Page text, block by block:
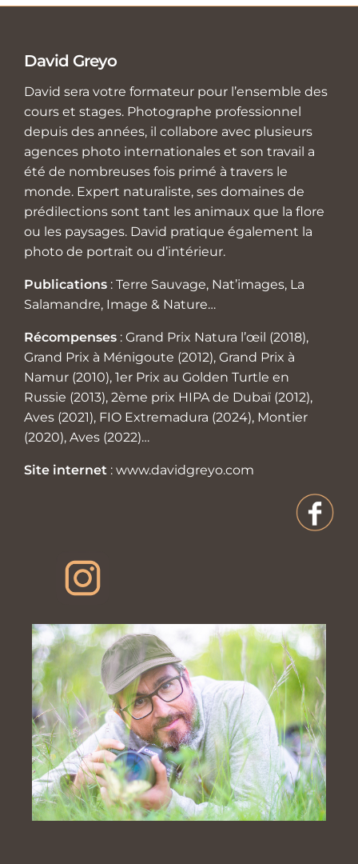
David Greyo
David sera votre formateur pour l’ensemble des
cours et stages. Photographe professionnel
depuis des années, il collabore avec plusieurs
agences photo internationales et son travail a
été de nombreuses fois primé à travers le
monde. Expert naturaliste, ses domaines de
prédilections sont tant les animaux que la flore
ou les paysages. David pratique également la
photo de portrait ou d’intérieur.
Publications : Terre Sauvage, Nat’images, La
Salamandre, Image & Nature…
Récompenses : Grand Prix Natura l’œil (2018),
Grand Prix à Ménigoute (2012), Grand Prix à
Namur (2010), 1er Prix au Golden Turtle en
Russie (2013), 2ème prix HIPA de Dubaï (2012),
Aves (2021), FIO Extremadura (2024), Montier
(2020), Aves (2022)…
Site internet : www.davidgreyo.com